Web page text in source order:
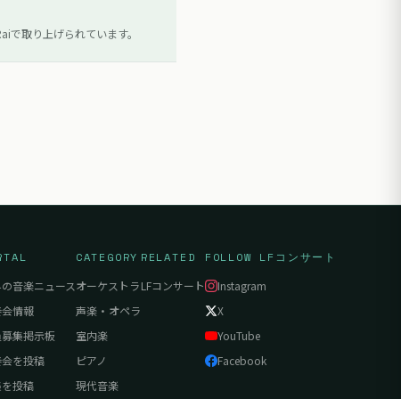
で取り上げられています。
音楽ニュース
会情報
募集掲示板
会を投稿
を投稿
CATEGORY
オーケストラ
声楽・オペラ
室内楽
ピアノ
現代音楽
RELATED
LFコンサート
FOLLOW LFコンサート
Instagram
X
YouTube
Facebook